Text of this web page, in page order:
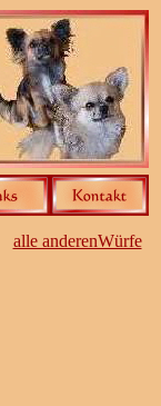
alle anderenWürfe